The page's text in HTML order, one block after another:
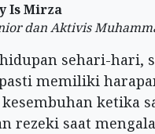
Is Mirza
dan Aktivis
sehari-hari,
memiliki
ketika
rezeki saat